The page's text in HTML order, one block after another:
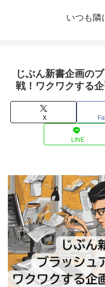
いつも隣
じぶん新書企画の
戦！ワクワクする
X
LINE